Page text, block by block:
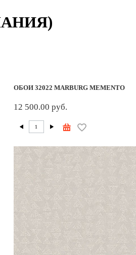
ОБОИ 32022 MARBURG MEMENTO
12 500.00 руб.